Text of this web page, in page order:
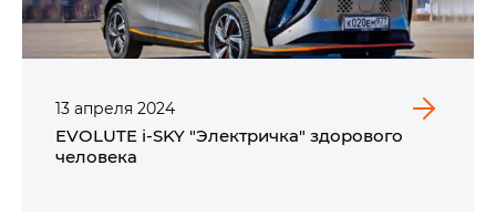
13 апреля 2024
EVOLUTE i‑SKY "Электричка" здорового
человека